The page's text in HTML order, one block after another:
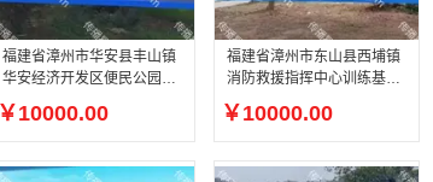
福建省漳州市华安县丰山镇
华安经济开发区便民公园中
心休闲广场 12㎡高清户外 L
ED 广告大屏
￥10000.00
福建省漳州市东山县西埔镇
消防救援指挥中心训练基地
大门广场政府机关户外全彩
LED
￥10000.00